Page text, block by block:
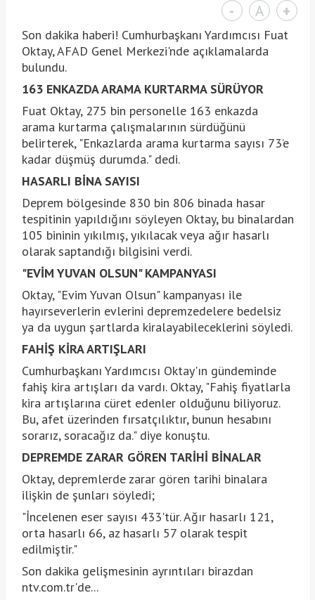
- A +
Son dakika haberi! Cumhurbaşkanı Yardımcısı Fuat
Oktay, AFAD Genel Merkezi'nde açıklamalarda
bulundu.
163 ENKAZDA ARAMA KURTARMA SÜRÜYOR
Fuat Oktay, 275 bin personelle 163 enkazda
arama kurtarma çalışmalarının sürdüğünü
belirterek, "Enkazlarda arama kurtarma sayısı 73’e
kadar düşmüş durumda." dedi.
HASARLI BİNA SAYISI
Deprem bölgesinde 830 bin 806 binada hasar
tespitinin yapıldığını söyleyen Oktay, bu binalardan
105 bininin yıkılmış, yıkılacak veya ağır hasarlı
olarak saptandığı bilgisini verdi.
"EVİM YUVAN OLSUN" KAMPANYASI
Oktay, "Evim Yuvan Olsun" kampanyası ile
hayırseverlerin evlerini depremzedelere bedelsiz
ya da uygun şartlarda kiralayabileceklerini söyledi.
FAHİŞ KİRA ARTIŞLARI
Cumhurbaşkanı Yardımcısı Oktay'ın gündeminde
fahiş kira artışları da vardı. Oktay, "Fahiş fiyatlarla
kira artışlarına cüret edenler olduğunu biliyoruz.
Bu, afet üzerinden fırsatçılıktır, bunun hesabını
sorarız, soracağız da." diye konuştu.
DEPREMDE ZARAR GÖREN TARİHİ BİNALAR
Oktay, depremlerde zarar gören tarihi binalara
ilişkin de şunları söyledi;
"İncelenen eser sayısı 433'tür. Ağır hasarlı 121,
orta hasarlı 66, az hasarlı 57 olarak tespit
edilmiştir."
Son dakika gelişmesinin ayrıntıları birazdan
ntv.com.tr'de...